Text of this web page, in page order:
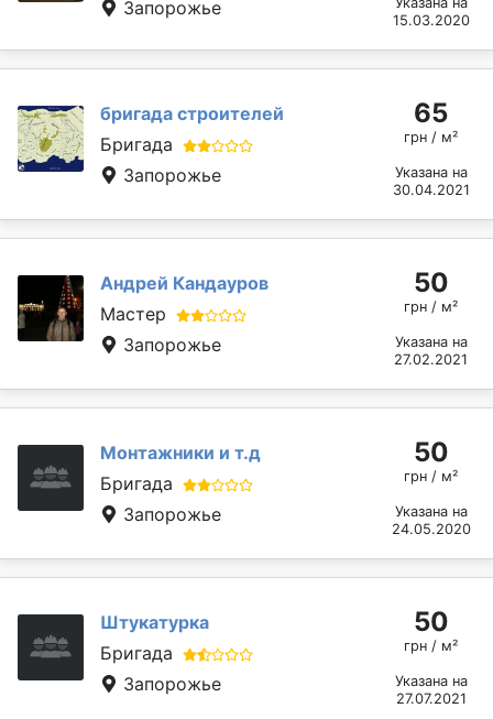
Запорожье
15.03.2020
бригада строителей
Бригада
Запорожье
65
грн / м²
Указана на
30.04.2021
Андрей Кандауров
Мастер
Запорожье
50
грн / м²
Указана на
27.02.2021
Монтажники и т.д
Бригада
Запорожье
50
грн / м²
Указана на
24.05.2020
Штукатурка
Бригада
Запорожье
50
грн / м²
Указана на
27.07.2021